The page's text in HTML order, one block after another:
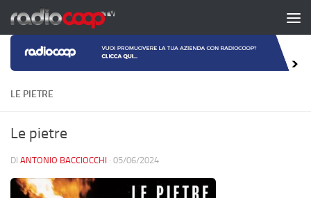
Salta al contenuto
LE PIETRE
Le pietre
DI ANTONIO BACCIOCCHI · 05/06/2024